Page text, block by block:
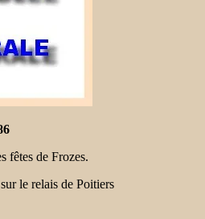
fêtes de Frozes.
le relais de Poitiers